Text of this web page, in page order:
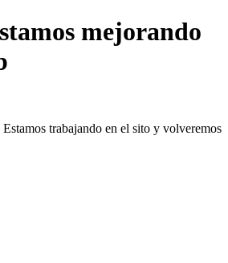
mejorando
trabajando en el sito y volveremos